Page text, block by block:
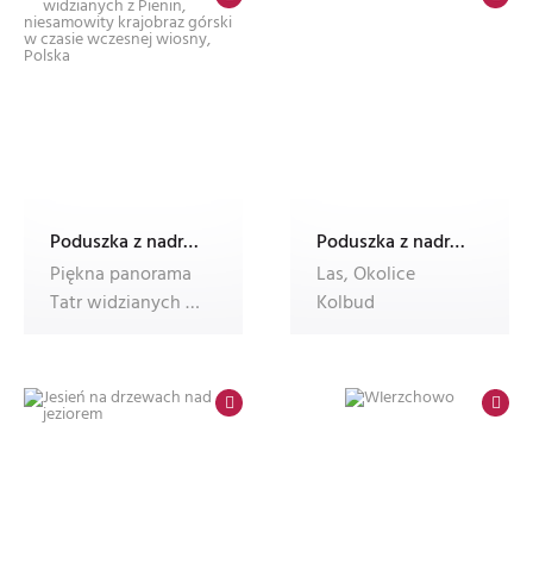
Poduszka z nadrukiem Dec'n'Roll, ze zdjęciem, foto poduszka
Piękna panorama
Tatr widzianych z
krajob
Poduszka z nadrukiem Dec'n'Roll, ze zdjęciem, foto poduszka
Las, Okolice
Kolbud